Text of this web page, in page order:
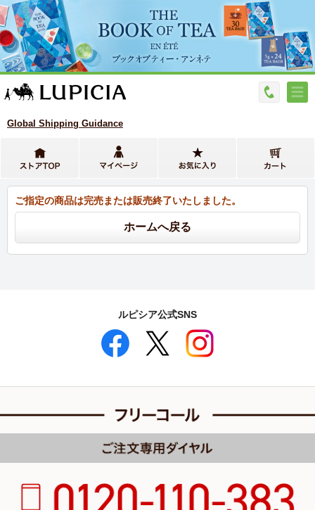
Global Shipping Guidance
ご指定の商品は完売または販売終了いたしました。
ルピシア公式SNS